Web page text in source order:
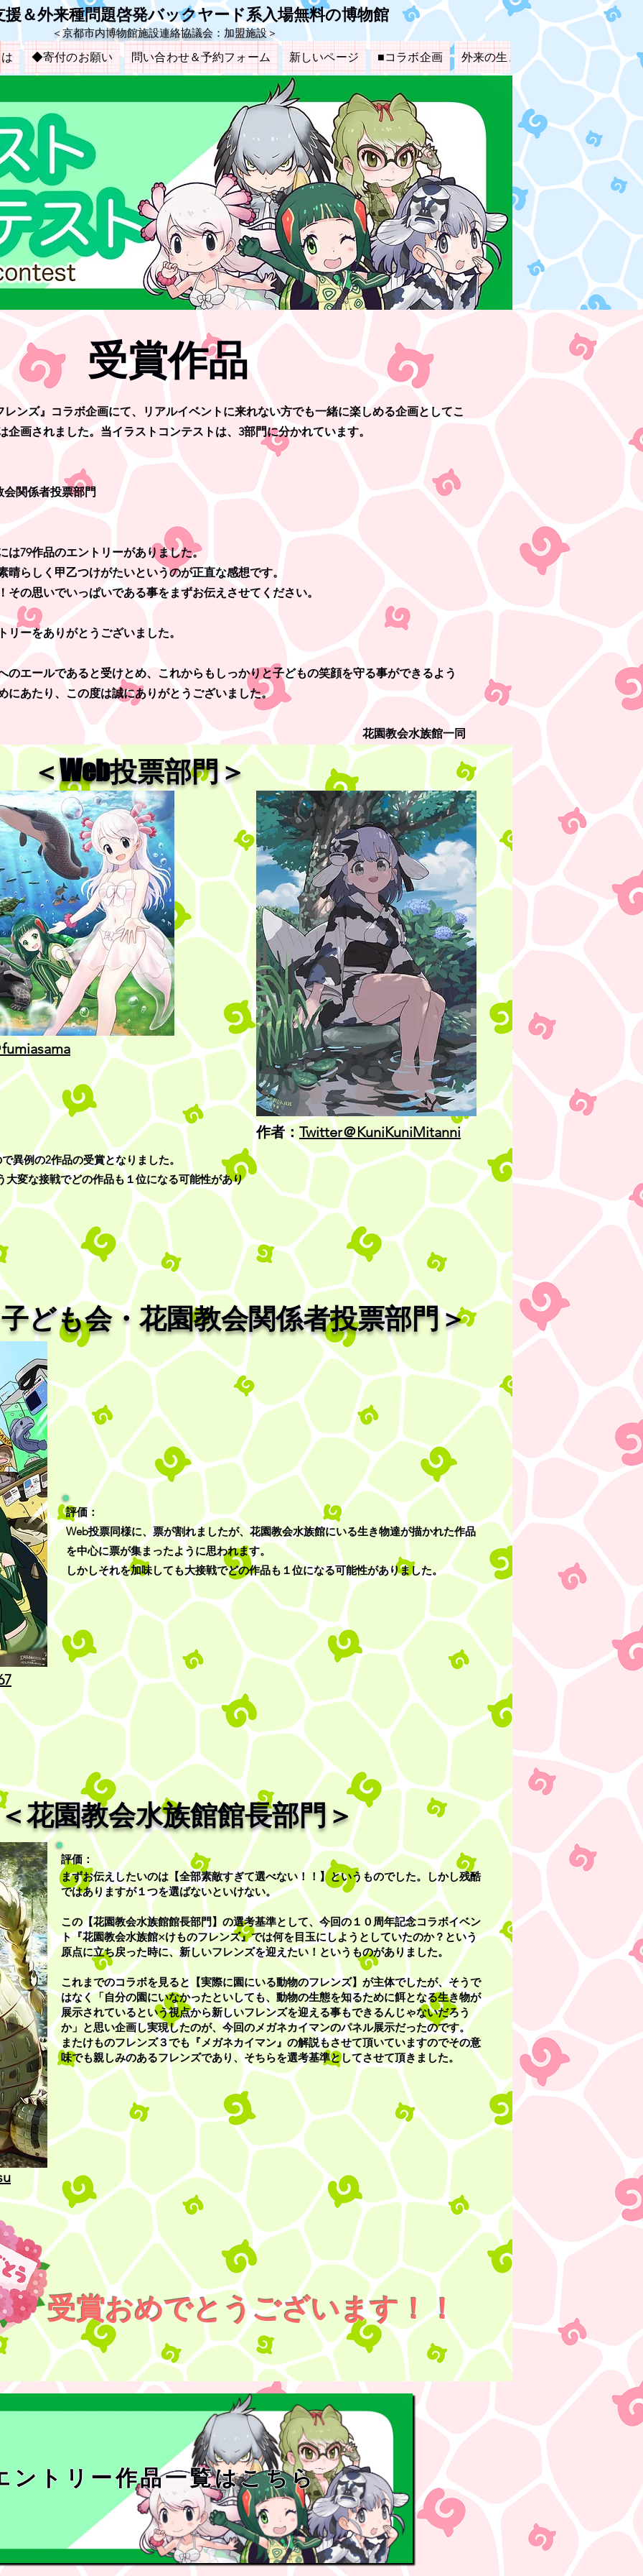
援＆外来種問題啓発バックヤード系入場無料の博物館
＜京都市内博物館施設連絡協議会：加盟施設＞
◆寄付のお願い 問い合わせ＆予約フォーム 新しいページ ■コラボ企画 外来の生き物たち ▲里親募集
​受賞作品
ンズ』コラボ企画にて、リアルイベントに来れない方でも一緒に楽しめる企画としてこ
企画されました。 当イラストコンテストは、3部門に分かれています。
関係者投票部門
は79作品のエントリーがありました。
晴らしく甲乙つけがたいというのが正直な感想です。
その思いでいっぱいである事をまずお伝えさせてください。
ーをありがとうございました。
のエールであると受けとめ、これからもしっかりと子どもの笑顔を守る事ができるよう
にあたり、この度は誠にありがとうございました。
​花園教会水族館一同
＜​Web投票部門＞
異例の2作品の受賞となりました。
変な接戦でどの作品も１位になる可能性があり
作者： Twitter＠KuniKuniMitanni
ども会・花園教会関係者投票部門＞
評価：
​Web投票同様に、票が割れましたが、花園教会水族館にいる生き物達が描かれた作品
を中心に票が集まったように思われます。
しかしそれを加味しても大接戦でどの作品も１位になる可能性がありました。
＜花園教会水族館館長部門＞
評価：
まずお伝えしたいのは【全部素敵すぎて選べない！！】というものでした。しかし残酷
ではありますが１つを選ばないといけない。
この【花園教会水族館館長部門】の選考基準として、今回の１０周年記念コラボイベン
ト『花園教会水族館×けものフレンズ』では何を目玉にしようとしていたのか？という
原点に立ち戻った時に、新しいフレンズを迎えたい！というものがありました。
これまでのコラボを見ると【実際に園にいる動物のフレンズ】が主体でしたが、そうで
はなく「自分の園にいなかったといしても、動物の生態を知るために餌となる生き物が
展示されているという視点から新しいフレンズを迎える事もできるんじゃないだろう
か」と思い企画し実現したのが、今回のメガネカイマンのパネル展示だったのです。
​またけものフレンズ３でも『メガネカイマン』の解説もさせて頂いていますのでその意
味でも親しみのあるフレンズであり、そちらを選考基準としてさせて頂きました。
受賞おめでとうございます！！
ントリー作品一覧はこちら